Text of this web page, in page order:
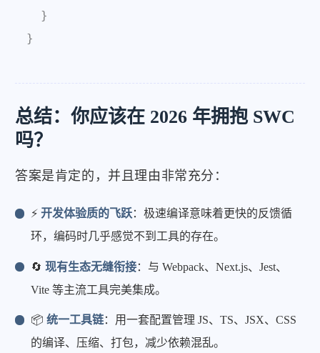
}
}
总结：你应该在 2026 年拥抱 SWC
吗？
答案是肯定的，并且理由非常充分：
⚡开发体验质的飞跃：极速编译意味着更快的反馈循
环，编码时几乎感觉不到工具的存在。
🔄现有生态无缝衔接：与 Webpack、Next.js、Jest、
Vite 等主流工具完美集成。
📦统一工具链：用一套配置管理 JS、TS、JSX、CSS
的编译、压缩、打包，减少依赖混乱。